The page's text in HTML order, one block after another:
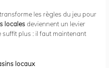
transforme les règles du jeu pour
locales deviennent un levier
suffit plus : il faut maintenant
locaux